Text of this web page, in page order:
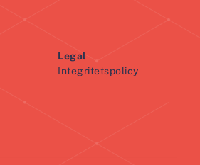
Legal
Integritetspolicy